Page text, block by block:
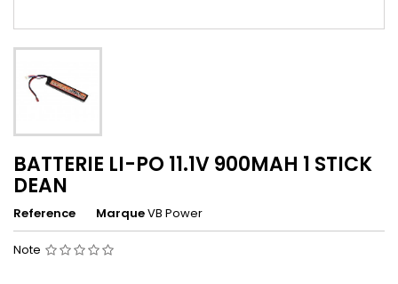
BATTERIE LI-PO 11.1V 900MAH 1 STICK
DEAN
Reference MarqueVB Power
Note